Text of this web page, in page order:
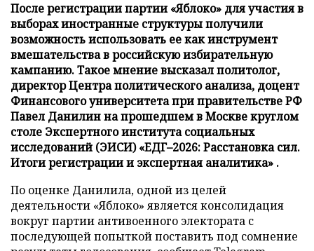
После регистрации партии «Яблоко» для участия в
выборах иностранные структуры получили
возможность использовать ее как инструмент
вмешательства в российскую избирательную
кампанию. Такое мнение высказал политолог,
директор Центра политического анализа, доцент
Финансового университета при правительстве РФ
Павел Данилин на прошедшем в Москве круглом
столе Экспертного института социальных
исследований (ЭИСИ) «ЕДГ–2026: Расстановка сил.
Итоги регистрации и экспертная аналитика» .
По оценке Данилила, одной из целей
деятельности «Яблоко» является консолидация
вокруг партии антивоенного электората с
последующей попыткой поставить под сомнение